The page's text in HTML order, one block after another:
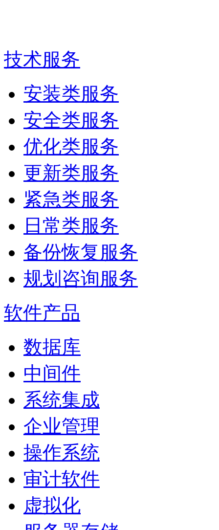
技术服务
安装类服务
安全类服务
优化类服务
更新类服务
紧急类服务
日常类服务
备份恢复服务
规划咨询服务
软件产品
数据库
中间件
系统集成
企业管理
操作系统
审计软件
虚拟化